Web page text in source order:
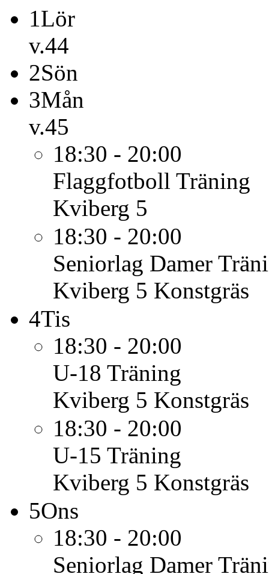
1Lör
v.44
2Sön
3Mån
v.45
18:30 - 20:00
Flaggfotboll Träning
Kviberg 5
18:30 - 20:00
Seniorlag Damer
Kviberg 5 Konstgräs
4Tis
18:30 - 20:00
U-18 Träning
Kviberg 5 Konstgräs
18:30 - 20:00
U-15 Träning
Kviberg 5 Konstgräs
5Ons
18:30 - 20:00
Seniorlag Damer